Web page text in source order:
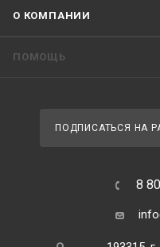
О КОМПАНИИ
ПОМОЩЬ
ПОДПИСАТЬСЯ НА
8